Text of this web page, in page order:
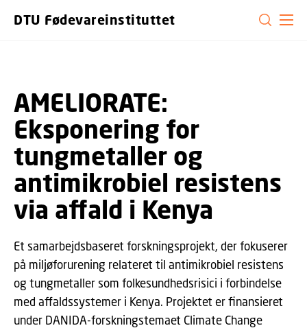
DTU Fødevareinstituttet
AMELIORATE:
Eksponering for
tungmetaller og
antimikrobiel resistens
via affald i Kenya
Et samarbejdsbaseret forskningsprojekt, der fokuserer
på miljøforurening relateret til antimikrobiel resistens
og tungmetaller som folkesundhedsrisici i forbindelse
med affaldssystemer i Kenya. Projektet er finansieret
under DANIDA-forskningstemaet Climate Change